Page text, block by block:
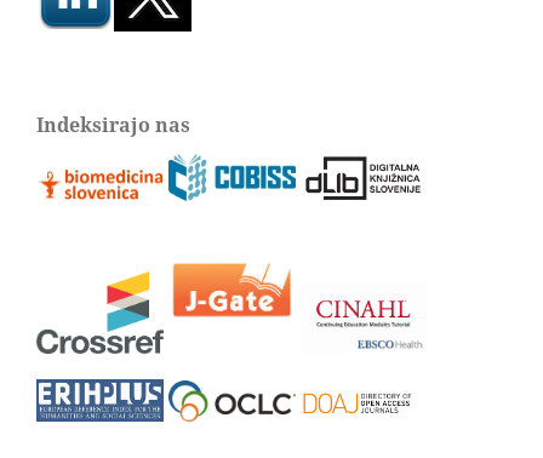
Indeksirajo nas